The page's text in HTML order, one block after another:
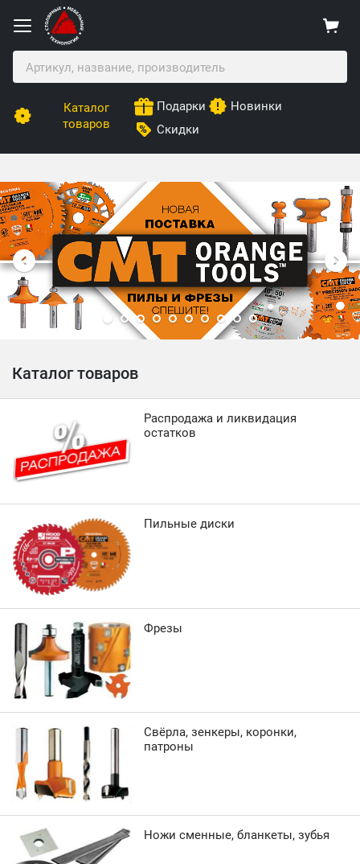
Каталог
товаров
Подарки
Новинки
Скидки
Столярные Мебельные Технологии
Каталог товаров
Распродажа и ликвидация
остатков
Пильные диски
Фрезы
Свёрла, зенкеры, коронки,
патроны
Ножи сменные, бланкеты, зубья